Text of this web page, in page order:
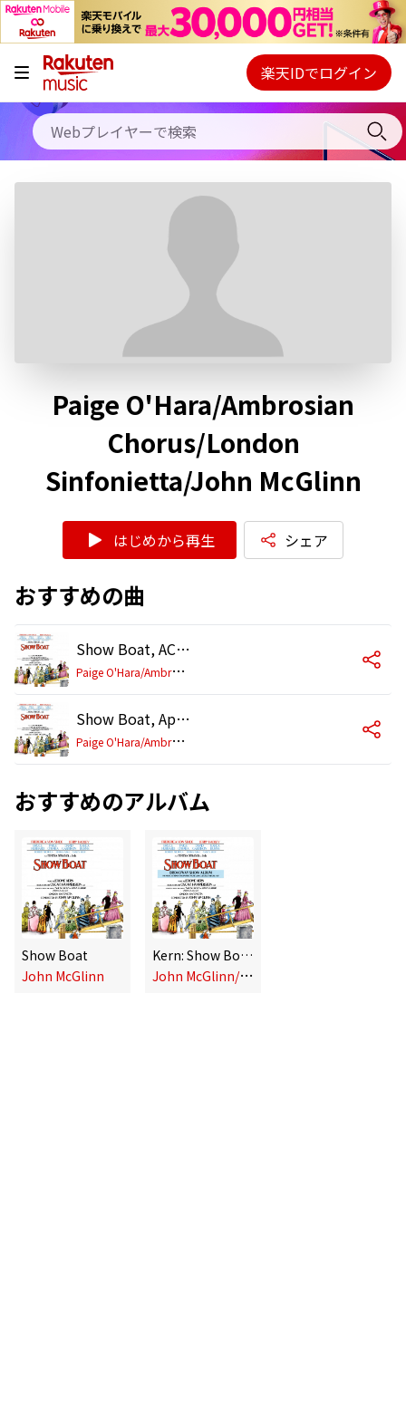
キャンペーン
料金プラン
使い方
Webプレイヤー
ご契約内容の確認・変更
楽天IDでログイン
Paige O'Hara/Ambrosian
Chorus/London
Sinfonietta/John McGlinn
はじめから再生 シェア
おすすめの曲
Show Boat, ACT 1, Scene 3: Life on the Wicked Stage
P
aige O'Hara/Ambrosian Chorus/London Sinfonietta/John McGlinn
Show Boat, Appendix: Yes! Ma'am
P
aige O'Hara/Ambrosian Chorus/London Sinfonietta/John McGlinn
おすすめのアルバム
Show Boat
John McGlinn
Kern: Show Boat (Broadway Show Album)
J
ohn McGlinn/London Sinfonietta